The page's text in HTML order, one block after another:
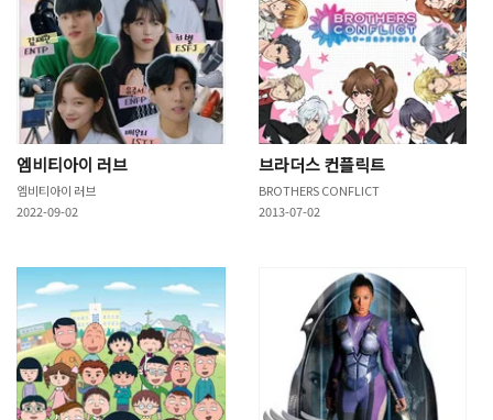
엠비티아이 러브
엠비티아이 러브
2022-09-02
브라더스 컨플릭트
BROTHERS CONFLICT
2013-07-02